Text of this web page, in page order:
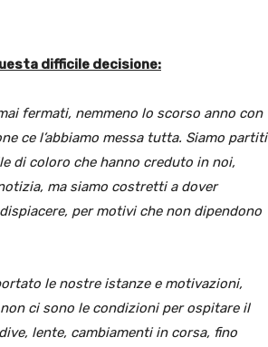
difficile decisione:
fermati, nemmeno lo scorso anno con
ce l’abbiamo messa tutta. Siamo partiti
di coloro che hanno creduto in noi,
ma siamo costretti a dover
per motivi che non dipendono
le nostre istanze e motivazioni,
ci sono le condizioni per ospitare il
lente, cambiamenti in corsa, fino